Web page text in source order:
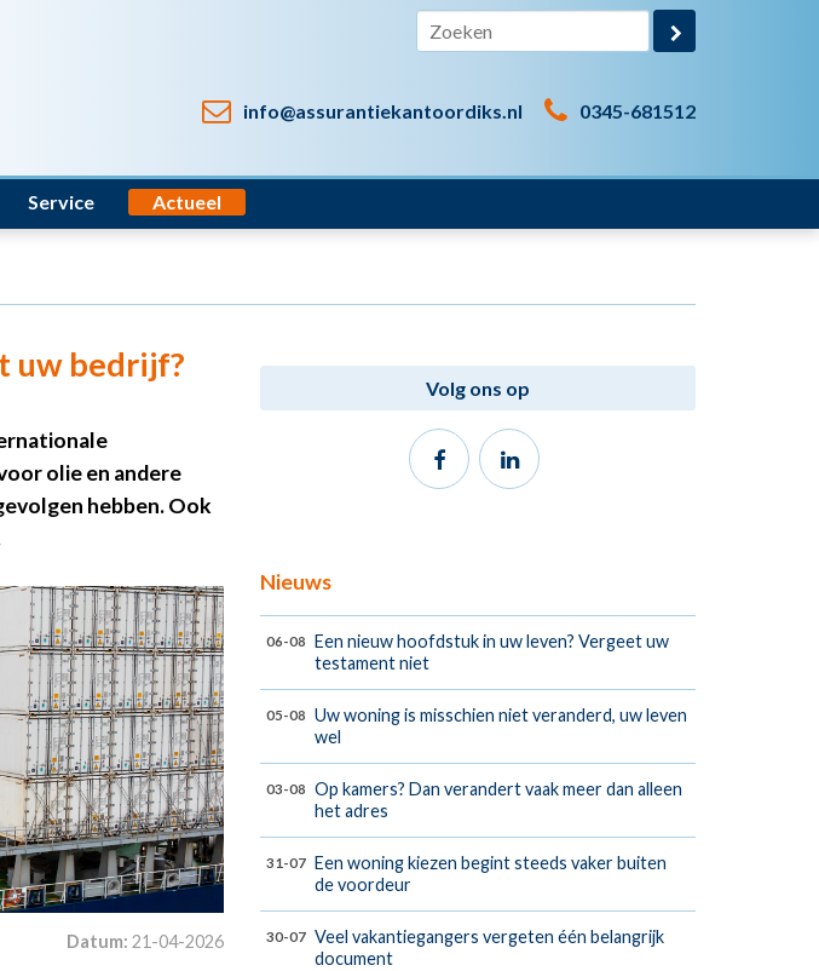
info@assurantiekantoordiks.nl 0345-681512
Service Actueel
uw bedrijf?
olie en andere
hebben. Ook
Datum: 21-04-2026
Volg ons op
Nieuws
06-08
Een nieuw hoofdstuk in uw leven? Vergeet uw
testament niet
05-08
Uw woning is misschien niet veranderd, uw leven
wel
03-08
Op kamers? Dan verandert vaak meer dan alleen
het adres
31-07 Een woning kiezen begint steeds vaker buiten
de voordeur
30-07 Veel vakantiegangers vergeten één belangrijk
document